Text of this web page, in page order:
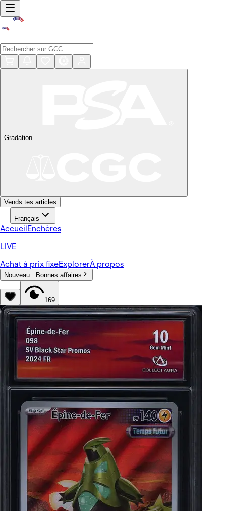
Gradation
Vends tes articles
Français
AccueilEnchères
LIVE
Achat à prix fixeExplorerÀ propos
Nouveau : Bonnes affaires
169